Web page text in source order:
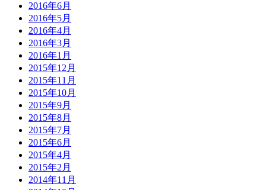
2016年6月
2016年5月
2016年4月
2016年3月
2016年1月
2015年12月
2015年11月
2015年10月
2015年9月
2015年8月
2015年7月
2015年6月
2015年4月
2015年2月
2014年11月